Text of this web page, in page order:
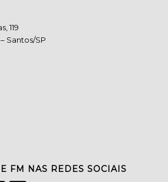
119
Santos/SP
FM NAS REDES SOCIAIS